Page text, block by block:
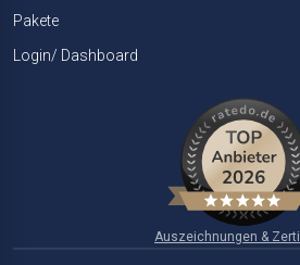
Pakete
Login/ Dashboard
Auszeichnungen &